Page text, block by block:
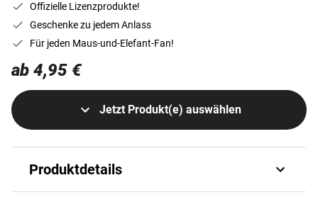
Offizielle Lizenzprodukte!
Geschenke zu jedem Anlass
Für jeden Maus-und-Elefant-Fan!
ab 4,95 €
Jetzt Produkt(e) auswählen
Produktdetails